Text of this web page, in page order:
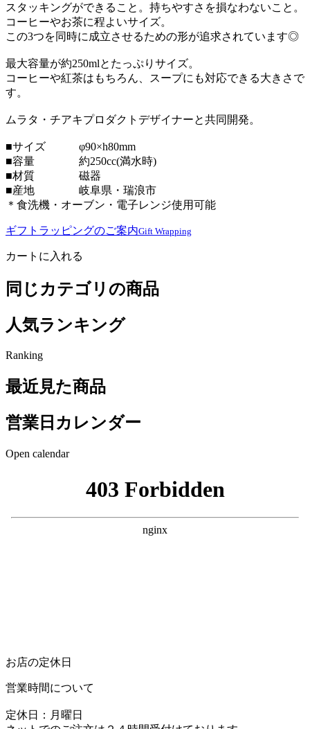
スタッキングができること。持ちやすさを損なわないこと。
コーヒーやお茶に程よいサイズ。
この3つを同時に成立させるための形が追求されています◎
最大容量が約250mlとたっぷりサイズ。
コーヒーや紅茶はもちろん、スープにも対応できる大きさで
す。
ムラタ・チアキプロダクトデザイナーと共同開発。
■サイズ φ90×h80mm
■容量 約250cc(満水時)
■材質 磁器
■産地 岐阜県・瑞浪市
＊食洗機・オーブン・電子レンジ使用可能
ギフトラッピングのご案内Gift Wrapping
カートに入れる
同じカテゴリの商品
人気ランキング
Ranking
最近見た商品
営業日カレンダー
Open calendar
お店の定休日
営業時間について
定休日：月曜日